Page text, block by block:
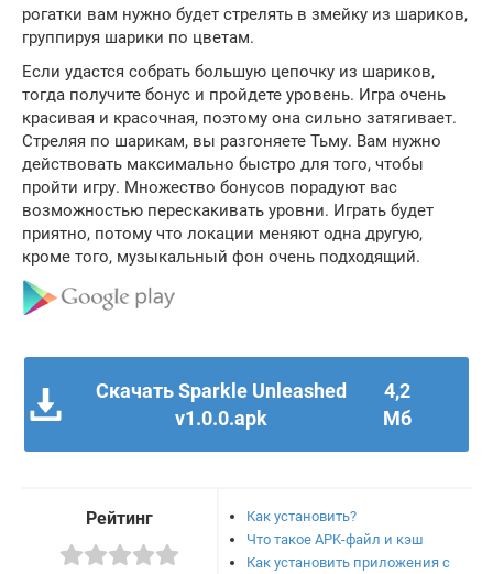
рогатки вам нужно будет стрелять в змейку из шариков,
группируя шарики по цветам.
Если удастся собрать большую цепочку из шариков,
тогда получите бонус и пройдете уровень. Игра очень
красивая и красочная, поэтому она сильно затягивает.
Стреляя по шарикам, вы разгоняете Тьму. Вам нужно
действовать максимально быстро для того, чтобы
пройти игру. Множество бонусов порадуют вас
возможностью перескакивать уровни. Играть будет
приятно, потому что локации меняют одна другую,
кроме того, музыкальный фон очень подходящий.
Скачать Sparkle Unleashed
v1.0.0.apk
4,2
Мб
Рейтинг
Как установить?
Что такое APK-файл и кэш
Как установить приложения с